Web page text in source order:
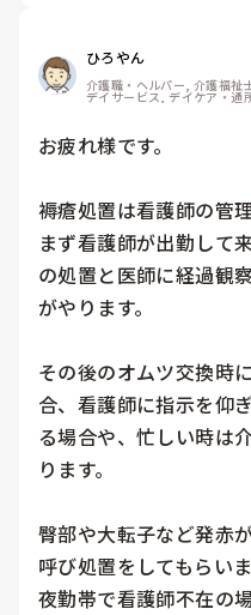
ひろやん
介護職・ヘルパー, 介護福
デイサービス, デイケア・通
お疲れ様です。
褥瘡処置は看護師の管
まず看護師が出勤して
の処置と医師に経過観
がやります。
その後のオムツ交換時
合、看護師に指示を仰
る場合や、忙しい時は
ります。
臀部や大転子など発赤
呼び処置をしてもらいま
夜勤帯で看護師不在の